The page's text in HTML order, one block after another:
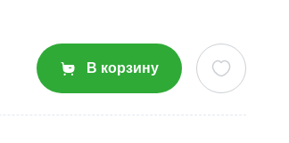
В корзину